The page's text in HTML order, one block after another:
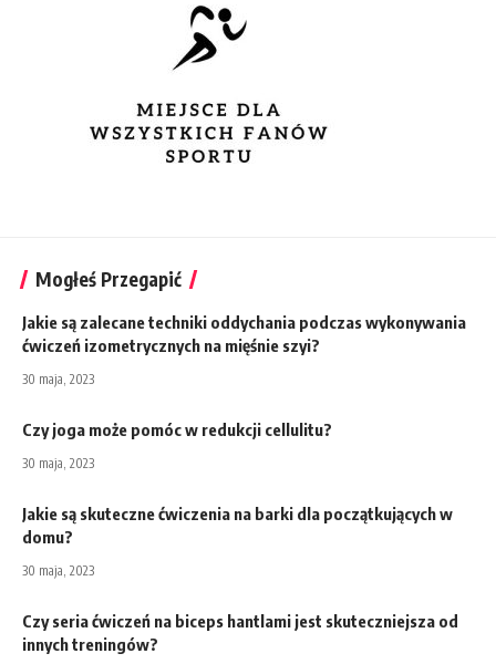
Mogłeś Przegapić
Jakie są zalecane techniki oddychania podczas wykonywania
ćwiczeń izometrycznych na mięśnie szyi?
30 maja, 2023
Czy joga może pomóc w redukcji cellulitu?
30 maja, 2023
Jakie są skuteczne ćwiczenia na barki dla początkujących w
domu?
30 maja, 2023
Czy seria ćwiczeń na biceps hantlami jest skuteczniejsza od
innych treningów?